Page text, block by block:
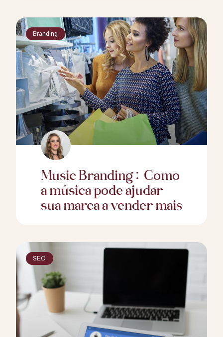
Branding
Music Branding: Como
a música pode ajudar
sua marca a vender mais
SEO